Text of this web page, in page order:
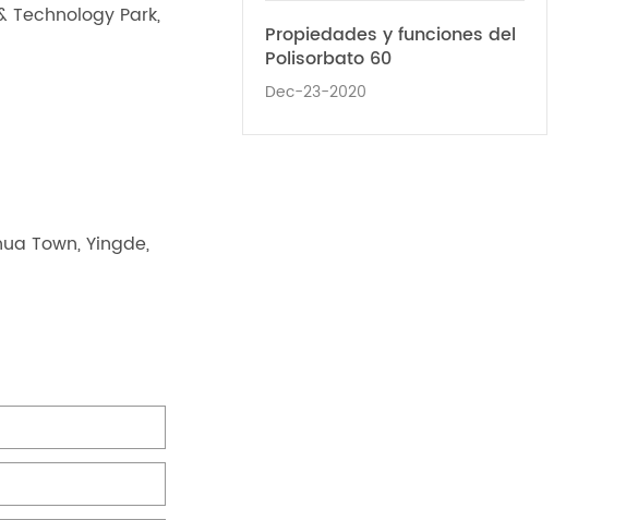
Technology Park,
Town, Yingde,
Propiedades y funciones del
Polisorbato 60
Dec-23-2020